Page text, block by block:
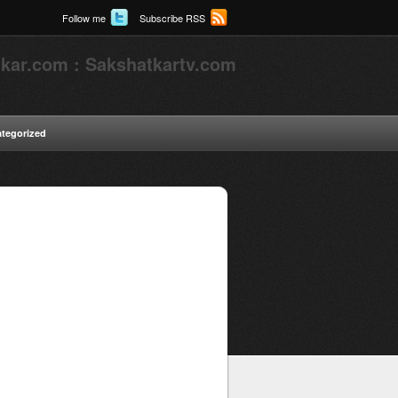
Follow me Subscribe RSS
: Sakshatkartv.com